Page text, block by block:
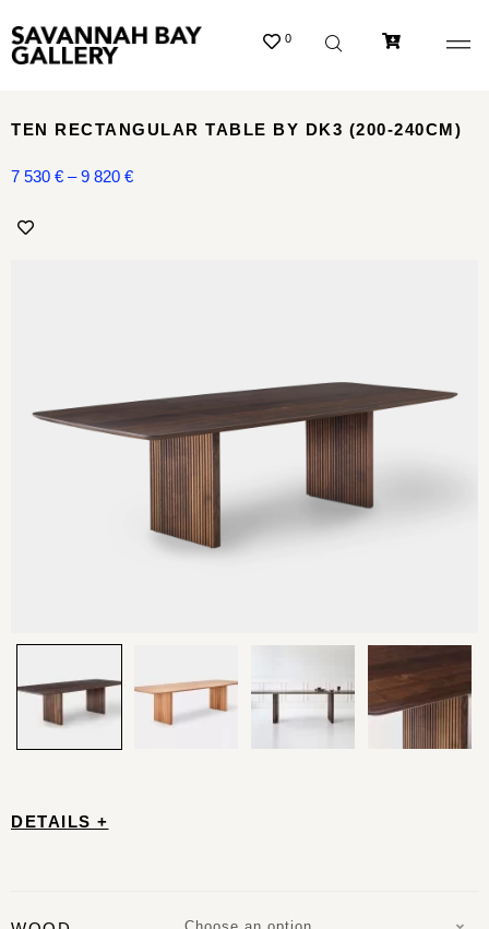
0
DETAILS +
TEN RECTANGULAR TABLE BY DK3 (200-240CM)
7 530 € – 9 820 €